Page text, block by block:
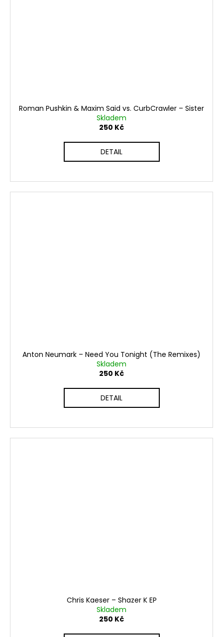
Roman Pushkin & Maxim Said vs. CurbCrawler ‎– Sister
Skladem
250 Kč
DETAIL
Anton Neumark ‎– Need You Tonight (The Remixes)
Skladem
250 Kč
DETAIL
Chris Kaeser ‎– Shazer K EP
Skladem
250 Kč